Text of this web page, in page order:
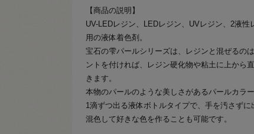
【商品の説明】
UV-LEDレジン、LEDレジン、UVレジン、2液
用の液体着色剤。
宝石の雫パールシリーズは、レジンと混ぜるの
ントを付ければ、レジン硬化物や粘土に上から
きます。
本物のパールのような美しさがあるパールカラー
1滴ずつ出る液体ボトルタイプで、手を汚さずに
混色して好きな色を作ることも可能です。